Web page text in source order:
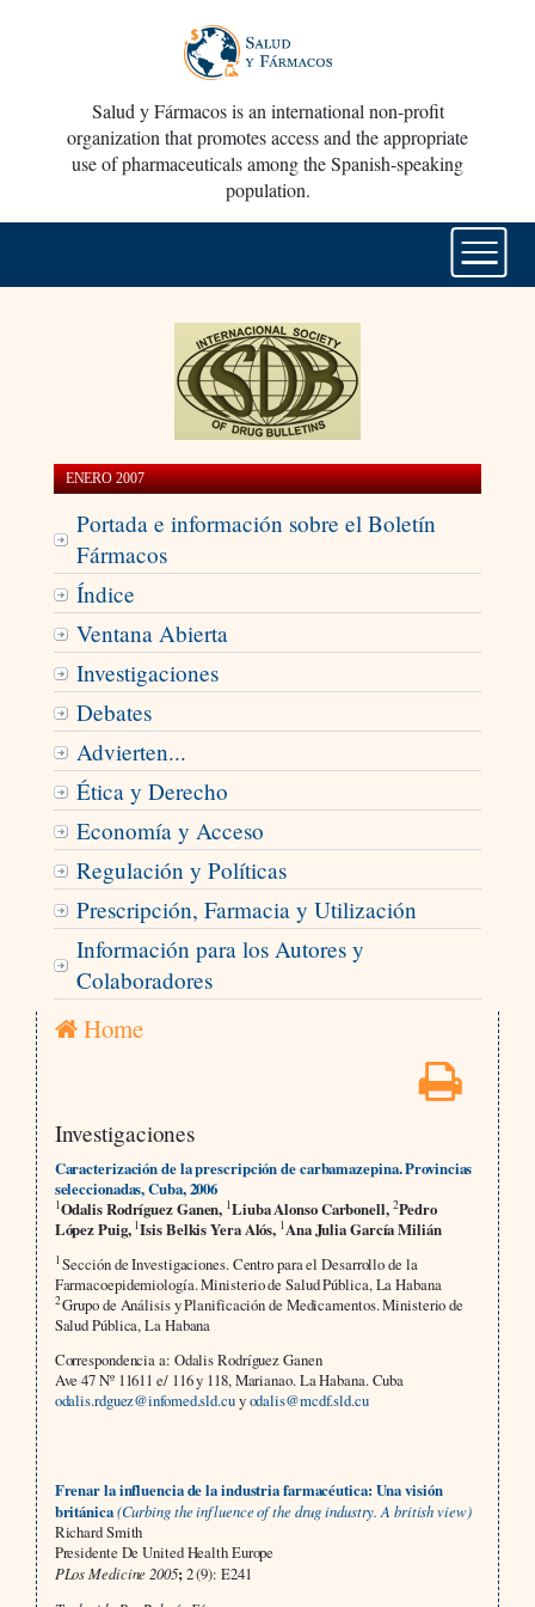
Salud y Fármacos is an international non-profit
organization that promotes access and the appropriate
use of pharmaceuticals among the Spanish-speaking
population.
ENERO 2007
Portada e información sobre el Boletín
Fármacos
Índice
Ventana Abierta
Investigaciones
Debates
Advierten...
Ética y Derecho
Economía y Acceso
Regulación y Políticas
Prescripción, Farmacia y Utilización
Información para los Autores y
Colaboradores
Home
Investigaciones
Caracterización de la prescripción de carbamazepina. Provincias
seleccionadas, Cuba, 2006
1Odalis Rodríguez Ganen, 1Liuba Alonso Carbonell, 2Pedro
López Puig, 1Isis Belkis Yera Alós, 1Ana Julia García Milián
1Sección de Investigaciones. Centro para el Desarrollo de la
Farmacoepidemiología. Ministerio de Salud Pública, La Habana
2Grupo de Análisis y Planificación de Medicamentos. Ministerio de
Salud Pública, La Habana
Correspondencia a: Odalis Rodríguez Ganen
Ave 47 Nº 11611 e/ 116 y 118, Marianao. La Habana. Cuba
odalis.rdguez@infomed.sld.cuyodalis@mcdf.sld.cu
Frenar la influencia de la industria farmacéutica: Una visión
británica(Curbing the influence of the drug industry. A british view)
Richard Smith
Presidente De United Health Europe
PLos Medicine 2005;2 (9): E241